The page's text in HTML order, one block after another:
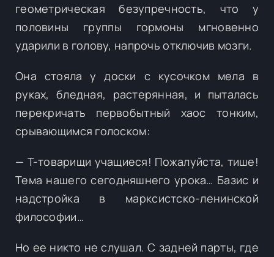
геометрическая безупречность, что у
половины группы гормоны мгновенно
ударили в голову, напрочь отключив мозги.
Она стояла у доски с кусочком мела в
руках, бледная, растерянная, и пыталась
перекричать первобытный хаос тонким,
срывающимся голоском:
— Т-товарищи учащиеся! Пожалуйста, тише!
Тема нашего сегодняшнего урока… Базис и
надстройка в марксистско-ленинской
философии…
Но ее никто не слушал. С задней парты, где